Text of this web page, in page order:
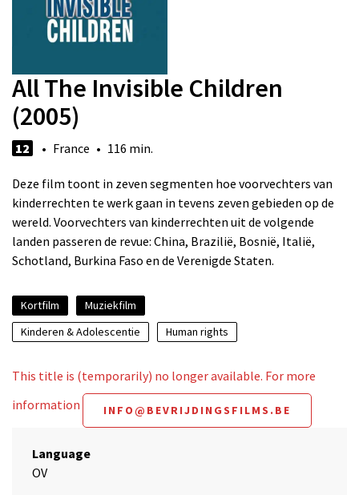
All The Invisible Children
(2005)
12 • France • 116 min.
Deze film toont in zeven segmenten hoe voorvechters van
kinderrechten te werk gaan in tevens zeven gebieden op de
wereld. Voorvechters van kinderrechten uit de volgende
landen passeren de revue: China, Brazilië, Bosnië, Italië,
Schotland, Burkina Faso en de Verenigde Staten.
Kortfilm
Muziekfilm
Kinderen & Adolescentie
Human rights
This title is (temporarily) no longer available. For more
information
INFO@BEVRIJDINGSFILMS.BE
Language
OV